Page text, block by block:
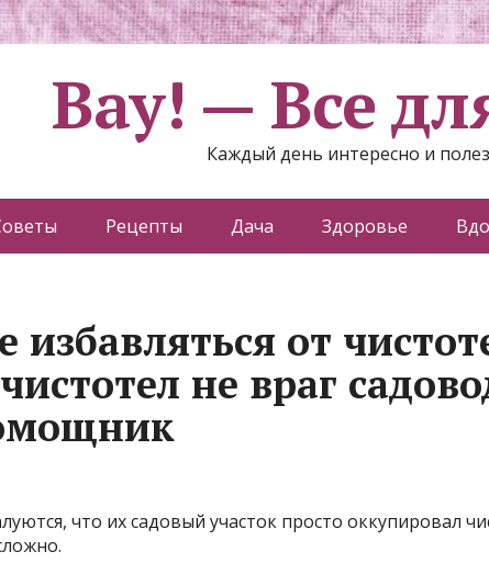
Вау! — Все
Каждый день интересно и
Рецепты Дача Здоровье
избавляться от
не враг
что их садовый участок просто оккупировал